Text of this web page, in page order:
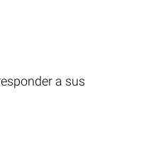
a sus